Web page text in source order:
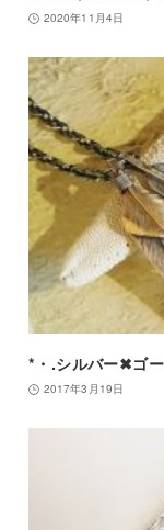
2020年11月4日
*・.シルバー✖︎ゴ
2017年3月19日